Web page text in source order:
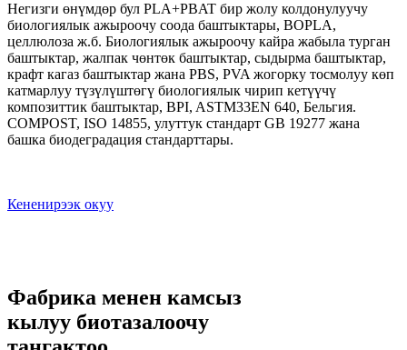
Негизги өнүмдөр бул PLA+PBAT бир жолу колдонулуучу
биологиялык ажыроочу соода баштыктары, BOPLA,
целлюлоза ж.б. Биологиялык ажыроочу кайра жабыла турган
баштыктар, жалпак чөнтөк баштыктар, сыдырма баштыктар,
крафт кагаз баштыктар жана PBS, PVA жогорку тосмолуу көп
катмарлуу түзүлүштөгү биологиялык чирип кетүүчү
композиттик баштыктар, BPI, ASTM33EN 640, Бельгия.
COMPOST, ISO 14855, улуттук стандарт GB 19277 жана
башка биодеградация стандарттары.
Кененирээк окуу
Фабрика менен камсыз
кылуу биотазалоочу